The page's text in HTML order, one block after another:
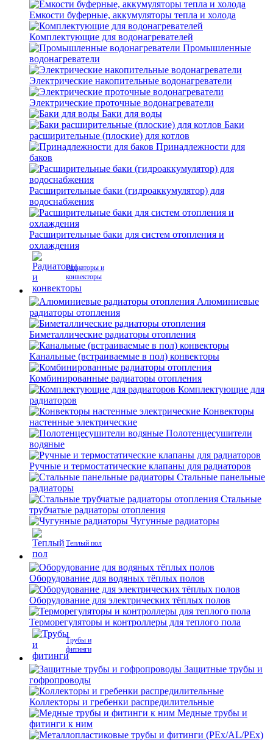
Емкости буферные, аккумуляторы тепла и холода
Комплектующие для водонагревателей
Промышленные
водонагреватели
Электрические накопительные водонагреватели
Электрические проточные водонагреватели
Баки для воды
Баки
расширительные (плоские) для котлов
Принадлежности для
баков
Расширительные баки (гидроаккумулятор) для
водоснабжения
Расширительные баки для систем отопления и
охлаждения
Радиаторы и
конвекторы
Алюминиевые
радиаторы отопления
Биметаллические радиаторы отопления
Канальные (встраиваемые в пол) конвекторы
Комбинированные радиаторы отопления
Комплектующие для
радиаторов
Конвекторы
настенные электрические
Полотенцесушители
водяные
Ручные и термостатические клапаны для радиаторов
Стальные панельные
радиаторы
Стальные
трубчатые радиаторы отопления
Чугунные радиаторы
Теплый пол
Оборудование для водяных тёплых полов
Оборудование для электрических тёплых полов
Терморегуляторы и контроллеры для теплого пола
Трубы и
фитинги
Защитные трубы и
гофропроводы
Коллекторы и гребенки распредилительные
Медные трубы и
фитинги к ним